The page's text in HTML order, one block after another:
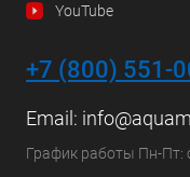
YouTube
+7 (800) 551-
Email:
График работы Пн-Пт: